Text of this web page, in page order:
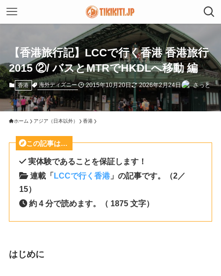
【香港旅行記】LCCで行く香港 香港旅行
2015 ②/ バスとMTRでHKDLへ移動 編
香港 海外ディズニー 2015年10月20日 2026年2月24日 さっと
ホーム アジア（日本以外） 香港
この記事は…
実体験であることを保証します！
連載「LCCで行く香港」の記事です。（2／
15）
約 4 分で読めます。（ 1875 文字）
はじめに